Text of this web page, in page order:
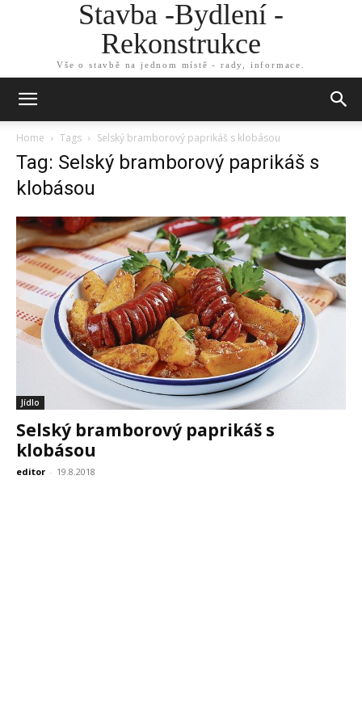
Stavba -Bydlení -
Rekonstrukce
Vše o stavbě na jednom místě - rady, informace.
Home Tags Selský bramborový paprikáš s klobásou
Tag: Selský bramborový paprikáš s
klobásou
Jídlo
Selský bramborový paprikáš s
klobásou
editor - 19.8.2018